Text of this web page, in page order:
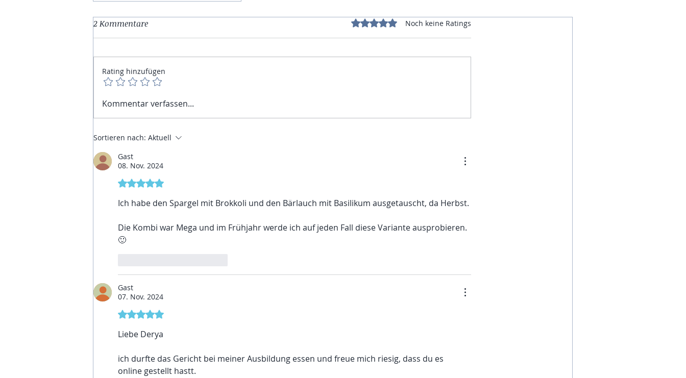
Bärlauchbutter genial fürs
2 Kommentare Mit 0 von 5 Sternen bewertet.
Noch keine Ratings
Rating hinzufügen
Kommentar verfassen...
Sortieren nach: Aktuell
Gast
08. Nov. 2024
Mit 5 von 5 Sternen bewertet.
Ich habe den Spargel mit Brokkoli und den Bärlauch mit Basilikum ausgetauscht, da Herbst.
Die Kombi war Mega und im Frühjahr werde ich auf jeden Fall diese Variante ausprobieren.
🙂
Gast
07. Nov. 2024
Mit 5 von 5 Sternen bewertet.
Liebe Derya
ich durfte das Gericht bei meiner Ausbildung essen und freue mich riesig, dass du es
online gestellt hastt.